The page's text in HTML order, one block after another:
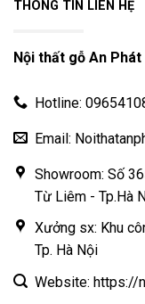
THÔNG TIN LIÊN HỆ
Nội thất gỗ An
Hotline:
Email:
Showroom: Số
Từ Liêm - Tp.Hà
Xưởng sx: Khu
Tp. Hà Nội
Website: https://